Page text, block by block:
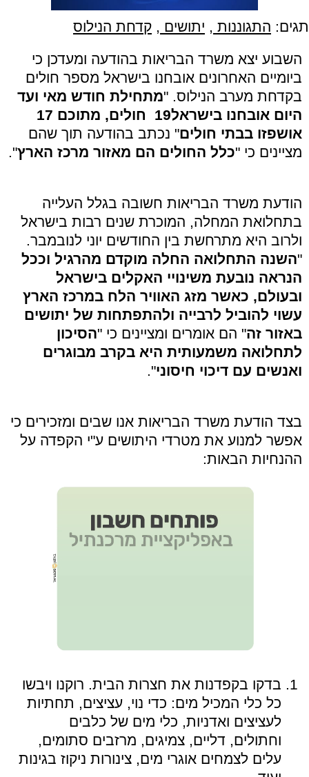
תגים: התגוננות , יתושים , קדחת הנילוס
השבוע יצא משרד הבריאות בהודעה ומעדכן כי
ביומיים האחרונים אובחנו בישראל מספר חולים
בקדחת מערב הנילוס. "מתחילת חודש מאי ועד
היום אובחנו בישראל19
חולים, מתוכם 17
אושפזו בבתי חולים" נכתב בהודעה תוך שהם
מציינים כי "כלל החולים הם מאזור מרכז הארץ".
הודעת משרד הבריאות חשובה בגלל העלייה
בתחלואת המחלה, המוכרת שנים רבות בישראל
ולרוב היא מתרחשת בין החודשים יוני לנובמבר.
"השנה התחלואה החלה מוקדם מהרגיל וככל
הנראה נובעת משינויי האקלים בישראל
ובעולם, כאשר מזג האוויר הלח במרכז הארץ
עשוי להוביל לרבייה ולהתפתחות של יתושים
באזור זה" הם אומרים ומציינים כי "הסיכון
לתחלואה משמעותית היא בקרב מבוגרים
ואנשים עם דיכוי חיסוני".
בצד הודעת משרד הבריאות אנו שבים ומזכירים כי
אפשר למנוע את מטרדי היתושים ע"י הקפדה על
ההנחיות הבאות:
בדקו בקפדנות את חצרות הבית. רוקנו ויבשו
כל כלי המכיל מים: כדי נוי, עציצים, תחתיות
לעציצים ואדניות, כלי מים של כלבים
וחתולים, דליים, צמיגים, מרזבים סתומים,
עלים לצמחים אוגרי מים, צינורות ניקוז בגינות